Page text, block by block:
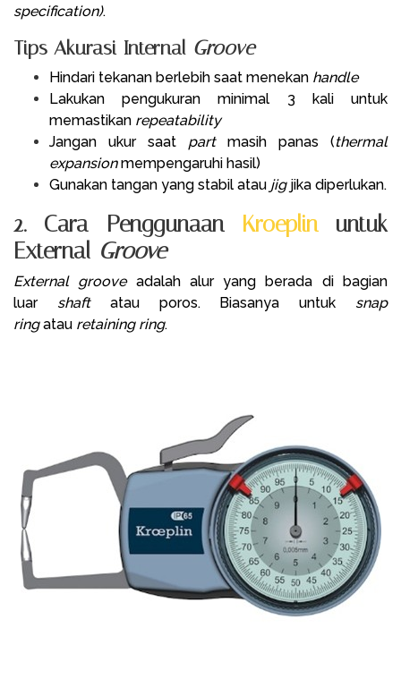
specification).
Tips Akurasi Internal Groove
Hindari tekanan berlebih saat menekan handle
Lakukan pengukuran minimal 3 kali untuk
memastikan repeatability
Jangan ukur saat partmasih panas (thermal
expansionmempengaruhi hasil)
Gunakan tangan yang stabil atau jigjika diperlukan.
2. Cara Penggunaan Kroeplinuntuk
External Groove
External grooveadalah alur yang berada di bagian
luar shaftatau poros. Biasanya untuk snap
ringatau retaining ring.